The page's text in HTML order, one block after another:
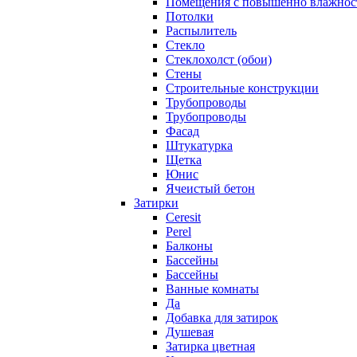
Потолки
Распылитель
Стекло
Стеклохолст (обои)
Стены
Строительные конструкции
Трубопроводы
Трубопроводы
Фасад
Штукатурка
Щетка
Юнис
Ячеистый бетон
Затирки
Ceresit
Perel
Балконы
Бассейны
Бассейны
Ванные комнаты
Да
Добавка для затирок
Душевая
Затирка цветная